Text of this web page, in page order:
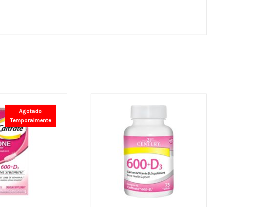
Agotado
Temporalmente